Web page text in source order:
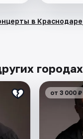
в Краснодаре
городах
от 3 000 ₽